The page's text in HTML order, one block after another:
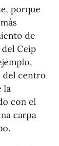
porque
de
Ceip
del centro
la
con el
carpa